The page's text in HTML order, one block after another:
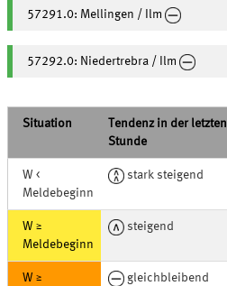
57291.0: Mellingen / Ilm
57292.0: Niedertrebra / Ilm
Situation
Tendenz in der letzten
Stunde
W <
Meldebeginn
stark steigend
W ≥
Meldebeginn
steigend
W ≥
gleichbleibend